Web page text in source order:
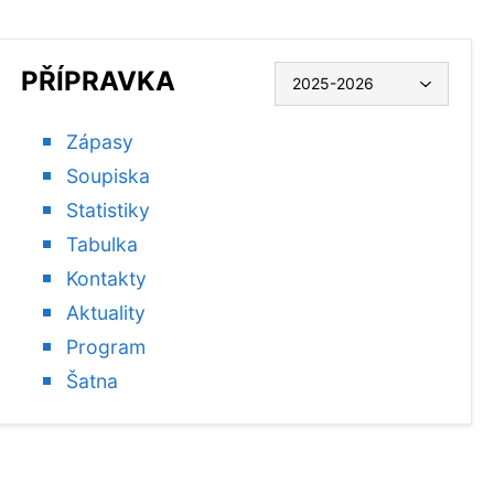
PŘÍPRAVKA
Zápasy
Soupiska
Statistiky
Tabulka
Kontakty
Aktuality
Program
Šatna